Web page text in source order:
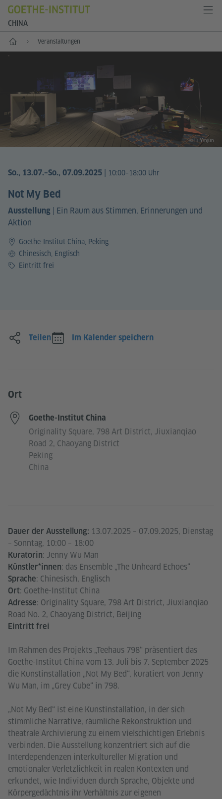
CHINA
Start Veranstaltungen
So., 13.07.–So., 07.09.2025 10:00–18:00 Uhr
Not My Bed
Ausstellung | Ein Raum aus Stimmen, Erinnerungen und
Aktion
Goethe-Institut China, Peking
SpracheChinesisch, Englisch
PreisEintritt frei
© Li Yinjun
Dauer der Ausstellung: 13.07.2025 – 07.09.2025, Dienstag
– Sonntag, 10:00 – 18:00
Kuratorin: Jenny Wu Man
Künstler*innen: das Ensemble „The Unheard Echoes“
Sprache: Chinesisch, Englisch
Ort: Goethe-Institut China
Adresse: Originality Square, 798 Art District, Jiuxianqiao
Road No. 2, Chaoyang District, Beijing
Eintritt frei
Im Rahmen des Projekts „Teehaus 798“ präsentiert das
Goethe-Institut China vom 13. Juli bis 7. September 2025
die Kunstinstallation „Not My Bed“, kuratiert von Jenny
Wu Man, im „Grey Cube“ in 798.
„Not My Bed“ ist eine Kunstinstallation, in der sich
stimmliche Narrative, räumliche Rekonstruktion und
theatrale Archivierung zu einem vielschichtigen Erlebnis
verbinden. Die Ausstellung konzentriert sich auf die
Interdependenzen interkultureller Migration und
emotionaler Verletzlichkeit in realen Kontexten und
erkundet, wie Individuen durch Sprache, Objekte und
Körpergedächtnis ihr Verhältnis zur eigenen
Teilen Im Kalender speichern
Ort
Goethe-Institut China
Originality Square, 798 Art District, Jiuxianqiao
Road 2, Chaoyang District
Peking
China